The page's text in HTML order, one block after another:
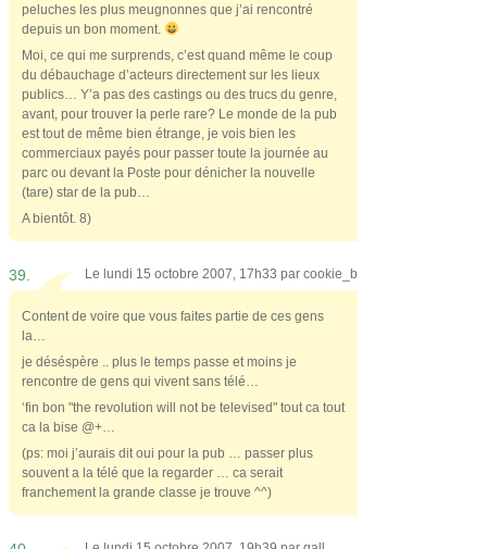
peluches les plus meugnonnes que j’ai rencontré
depuis un bon moment.
Moi, ce qui me surprends, c’est quand même le coup
du débauchage d’acteurs directement sur les lieux
publics… Y’a pas des castings ou des trucs du genre,
avant, pour trouver la perle rare? Le monde de la pub
est tout de même bien étrange, je vois bien les
commerciaux payés pour passer toute la journée au
parc ou devant la Poste pour dénicher la nouvelle
(tare) star de la pub…
A bientôt. 8)
39. Le lundi 15 octobre 2007, 17h33 par cookie_b
Content de voire que vous faites partie de ces gens
la…
je déséspère .. plus le temps passe et moins je
rencontre de gens qui vivent sans télé…
‘fin bon "the revolution will not be televised" tout ca tout
ca la bise @+…
(ps: moi j’aurais dit oui pour la pub … passer plus
souvent a la télé que la regarder … ca serait
franchement la grande classe je trouve ^^)